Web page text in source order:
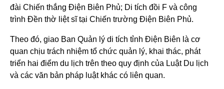
đài Chiến thắng Điện Biên Phủ; Di tích đồi F và công
trình Đền thờ liệt sĩ tại Chiến trường Điện Biên Phủ.
Theo đó, giao Ban Quản lý di tích tỉnh Điện Biên là cơ
quan chịu trách nhiệm tổ chức quản lý, khai thác, phát
triển hai điểm du lịch trên theo quy định của Luật Du lịch
và các văn bản pháp luật khác có liên quan.